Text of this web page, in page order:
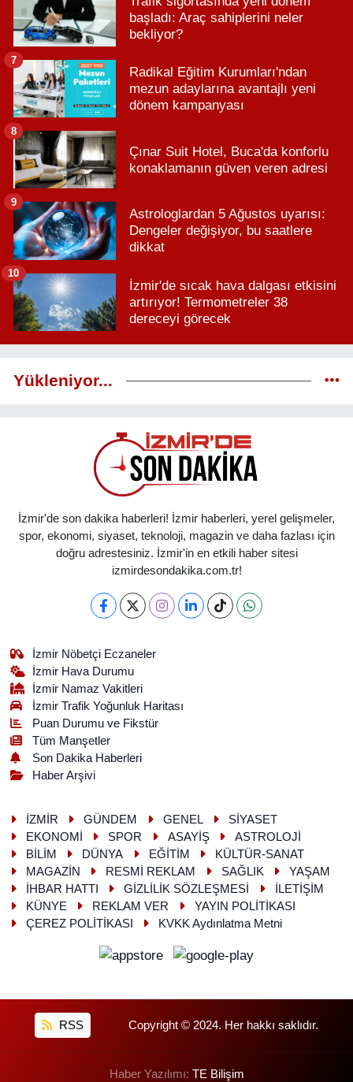
başladı: Araç sahiplerini neler
bekliyor?
Radikal Eğitim Kurumları'ndan
mezun adaylarına avantajlı yeni
dönem kampanyası
7
Çınar Suit Hotel, Buca'da konforlu
konaklamanın güven veren adresi
8
Astrologlardan 5 Ağustos uyarısı:
Dengeler değişiyor, bu saatlere
dikkat
9
İzmir'de sıcak hava dalgası etkisini
artırıyor! Termometreler 38
dereceyi görecek
10
Yükleniyor...
İzmir'de son dakika haberleri! İzmir haberleri, yerel gelişmeler,
spor, ekonomi, siyaset, teknoloji, magazin ve daha fazlası için
doğru adrestesiniz. İzmir'in en etkili haber sitesi
izmirdesondakika.com.tr!
İzmir Nöbetçi Eczaneler
İzmir Hava Durumu
İzmir Namaz Vakitleri
İzmir Trafik Yoğunluk Haritası
Puan Durumu ve Fikstür
Tüm Manşetler
Son Dakika Haberleri
Haber Arşivi
İZMİR GÜNDEM GENEL
SİYASET
EKONOMİ
SPOR ASAYİŞ
ASTROLOJİ
BİLİM
DÜNYA EĞİTİM
KÜLTÜR-SANAT
MAGAZİN
RESMİ REKLAM SAĞLIK
YAŞAM
İHBAR HATTI
GİZLİLİK SÖZLEŞMESİ
İLETİŞİM
KÜNYE
REKLAM VER
YAYIN POLİTİKASI
ÇEREZ POLİTİKASI
KVKK Aydınlatma Metni
RSS Copyright © 2024. Her hakkı saklıdır.
Haber Yazılımı: TE Bilişim